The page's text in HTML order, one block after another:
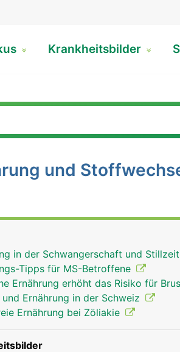
Krankheitsbilder
und
in der Schwangerschaft und Stillzeit
Tipps für MS-Betroffene
Ernährung erhöht das Risiko für
Ernährung in der Schweiz
Ernährung bei Zöliakie